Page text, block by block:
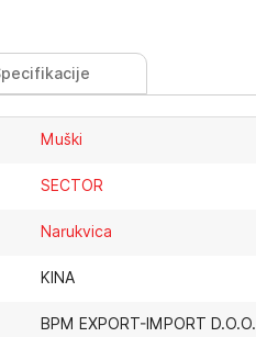
Muški
SECTOR
Narukvica
KINA
BPM EXPORT-IMPORT D.O.O.